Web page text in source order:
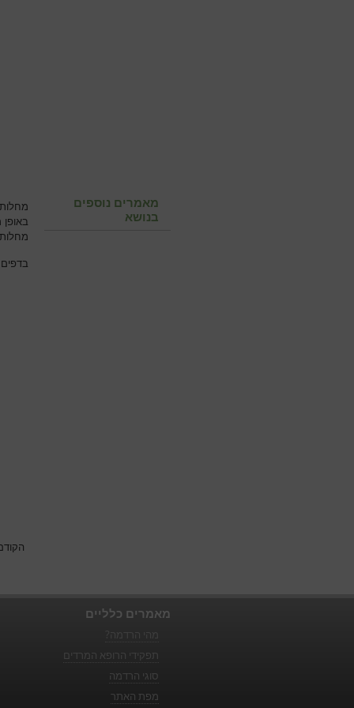
מאמרים נוספים
בנושא
מאמרים כלליים
תפקידי הרופא המרדים
סוגי הרדמה
מפת האתר